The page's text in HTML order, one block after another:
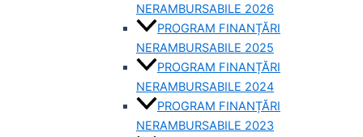
NERAMBURSABILE 2026
PROGRAM FINANȚĂRI
NERAMBURSABILE 2025
PROGRAM FINANȚĂRI
NERAMBURSABILE 2024
PROGRAM FINANȚĂRI
NERAMBURSABILE 2023